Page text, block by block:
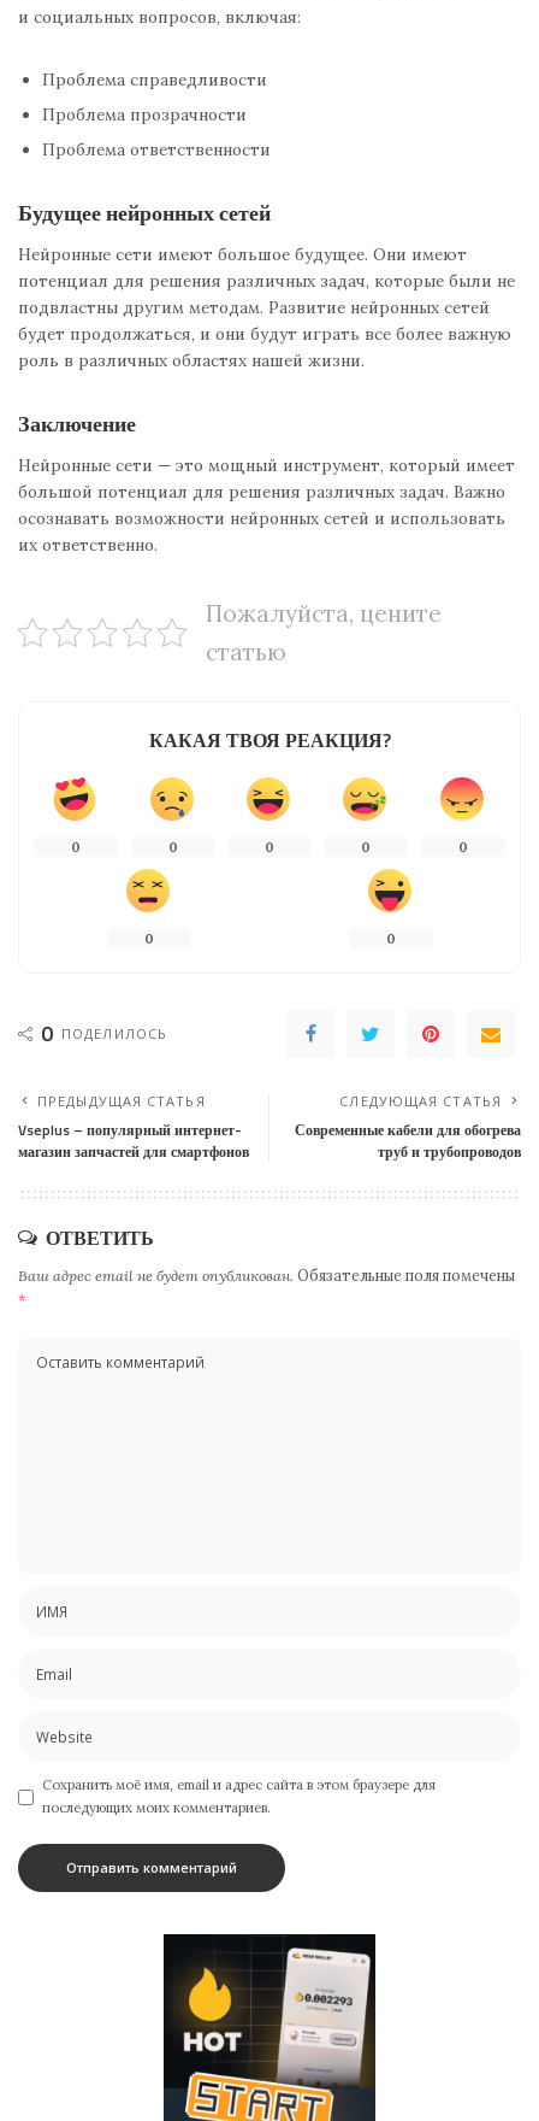
и социальных вопросов, включая:
Проблема справедливости
Проблема прозрачности
Проблема ответственности
Будущее нейронных сетей
Нейронные сети имеют большое будущее. Они имеют
потенциал для решения различных задач, которые были не
подвластны другим методам. Развитие нейронных сетей
будет продолжаться, и они будут играть все более важную
роль в различных областях нашей жизни.
Заключение
Нейронные сети — это мощный инструмент, который имеет
большой потенциал для решения различных задач. Важно
осознавать возможности нейронных сетей и использовать
их ответственно.
Пожалуйста, цените
статью
КАКАЯ ТВОЯ РЕАКЦИЯ?
0 0 0 0 0
0 0
0 ПОДЕЛИЛОСЬ
ПРЕДЫДУЩАЯ СТАТЬЯ
Vseplus – популярный интернет-
магазин запчастей для смартфонов
СЛЕДУЮЩАЯ СТАТЬЯ
Современные кабели для обогрева
труб и трубопроводов
ОТВЕТИТЬ
Ваш адрес email не будет опубликован. Обязательные поля помечены
*
Сохранить моё имя, email и адрес сайта в этом браузере для
последующих моих комментариев.